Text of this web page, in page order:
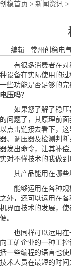
创稳首页 > 新闻资讯 >
编辑 : 常州创稳电
有很多消费者在对
种设备在实际使用的
一些功能是否足够的完
电压吗？
如果您了解了稳
的问题了，其原理前
以点击链接去看下，
器、 调压器及检测判
器发出命令，让其补
实对不懂技术的我做到
其产品能用在哪些
能够运用在各种
之外，还可以运用在
机界面技术的发展，
便。
也同样可以运用
向工矿企业的一种工
括一些编程的语言也
技术人员在最短的时